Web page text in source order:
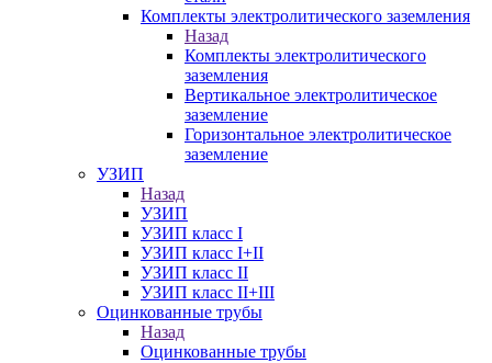
Комплекты электролитического заземления
Назад
Комплекты электролитического
заземления
Вертикальное электролитическое
заземление
Горизонтальное электролитическое
заземление
УЗИП
Назад
УЗИП
УЗИП класс I
УЗИП класс I+II
УЗИП класс II
УЗИП класс II+III
Оцинкованные трубы
Назад
Оцинкованные трубы